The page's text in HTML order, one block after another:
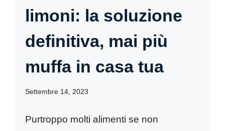
limoni: la soluzione
definitiva, mai più
muffa in casa tua
Settembre 14, 2023
Purtroppo molti alimenti se non